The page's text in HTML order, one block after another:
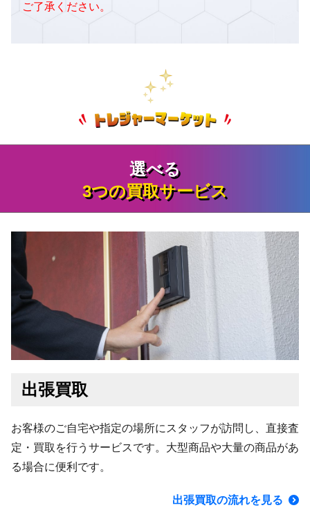
ご了承ください。
選べる
3つの買取サービス
出張買取
お客様のご自宅や指定の場所にスタッフが訪問し、直接査
定・買取を行うサービスです。大型商品や大量の商品があ
る場合に便利です。
出張買取の流れを見る